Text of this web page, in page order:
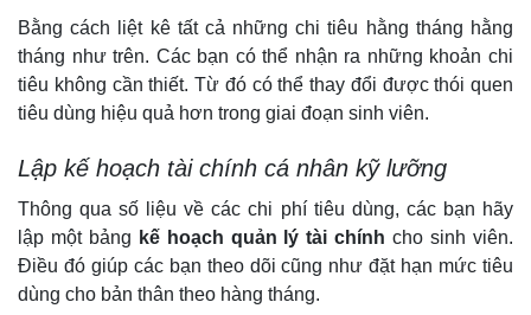
Bằng cách liệt kê tất cả những chi tiêu hằng tháng hằng
tháng như trên. Các bạn có thể nhận ra những khoản chi
tiêu không cần thiết. Từ đó có thể thay đổi được thói quen
tiêu dùng hiệu quả hơn trong giai đoạn sinh viên.
Lập kế hoạch tài chính cá nhân kỹ lưỡng
Thông qua số liệu về các chi phí tiêu dùng, các bạn hãy
lập một bảng kế hoạch quản lý tài chính cho sinh viên.
Điều đó giúp các bạn theo dõi cũng như đặt hạn mức tiêu
dùng cho bản thân theo hàng tháng.